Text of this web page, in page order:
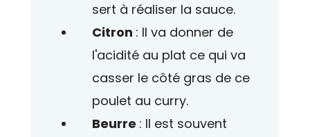
sert à réaliser la sauce.
Citron : Il va donner de
l'acidité au plat ce qui va
casser le côté gras de ce
poulet au curry.
Beurre : Il est souvent